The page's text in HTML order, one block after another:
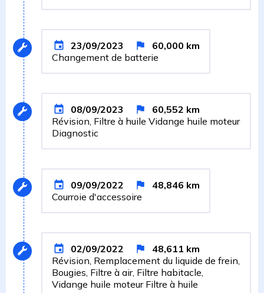
23/09/2023 60,000 km
Changement de batterie
08/09/2023 60,552 km
Révision, Filtre à huile Vidange huile moteur
Diagnostic
09/09/2022 48,846 km
Courroie d'accessoire
02/09/2022 48,611 km
Révision, Remplacement du liquide de frein,
Bougies, Filtre à air, Filtre habitacle,
Vidange huile moteur Filtre à huile